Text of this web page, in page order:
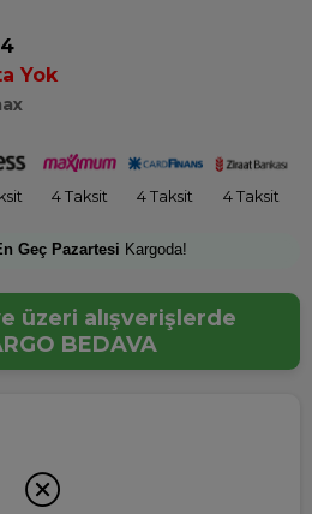
Yok
4 Taksit 4 Taksit 4 Taksit
Geç Pazartesi Kargoda!
üzeri alışverişlerde
BEDAVA